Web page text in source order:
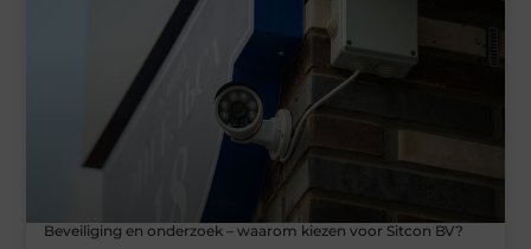
Beveiliging en onderzoek – waarom kiezen voor Sitcon BV?